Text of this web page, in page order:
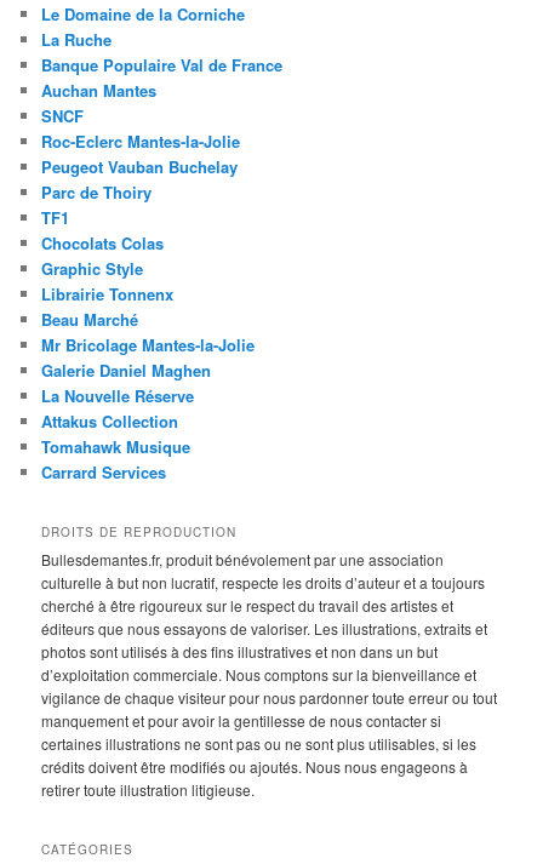
Le Domaine de la Corniche
La Ruche
Banque Populaire Val de France
Auchan Mantes
SNCF
Roc-Eclerc Mantes-la-Jolie
Peugeot Vauban Buchelay
Parc de Thoiry
TF1
Chocolats Colas
Graphic Style
Librairie Tonnenx
Beau Marché
Mr Bricolage Mantes-la-Jolie
Galerie Daniel Maghen
La Nouvelle Réserve
Attakus Collection
Tomahawk Musique
Carrard Services
DROITS DE REPRODUCTION
Bullesdemantes.fr, produit bénévolement par une association
culturelle à but non lucratif, respecte les droits d’auteur et a toujours
cherché à être rigoureux sur le respect du travail des artistes et
éditeurs que nous essayons de valoriser. Les illustrations, extraits et
photos sont utilisés à des fins illustratives et non dans un but
d’exploitation commerciale. Nous comptons sur la bienveillance et
vigilance de chaque visiteur pour nous pardonner toute erreur ou tout
manquement et pour avoir la gentillesse de nous contacter si
certaines illustrations ne sont pas ou ne sont plus utilisables, si les
crédits doivent être modifiés ou ajoutés. Nous nous engageons à
retirer toute illustration litigieuse.
CATÉGORIES